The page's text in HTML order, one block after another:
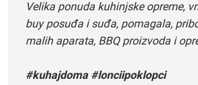
Velika ponuda kuhinjske opreme,
buy posuđa i suđa, pomagala,
malih aparata, BBQ proizvoda i
#kuhajdoma #lonciipoklopci